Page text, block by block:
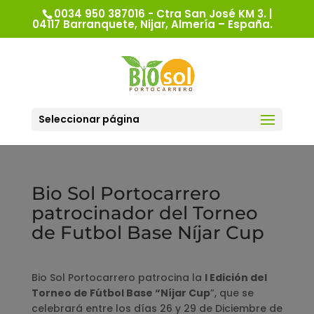
0034 950 387016 - Ctra San José KM 3. |
04117 Barranquete, Nijar, Almería – España.
Seleccionar página
Bio Sol Portocarrero
patrocinador del Torneo
de Futbol Base Níjar Cup
Bio Sol Portocarrero patrocina la I Edición del
Torneo de Fútbol Base “Níjar Cup”, que se
celebrará entre los días 26 y 29 de Diciembre de